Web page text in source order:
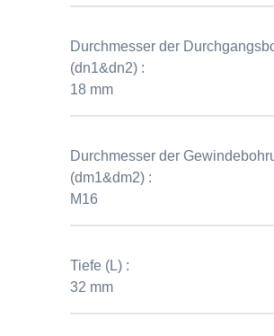
Durchmesser der
(dn1&dn2) :
18 mm
Durchmesser der
(dm1&dm2) :
M16
Tiefe (L) :
32 mm